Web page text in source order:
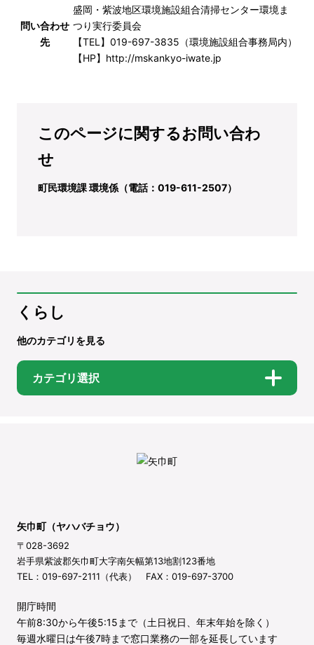
問い合わせ
先
盛岡・紫波地区環境施設組合清掃センター環境ま
つり実行委員会
【TEL】019-697-3835（環境施設組合事務局内）
【HP】 http://mskankyo-iwate.jp
このページに関するお問い合わ
せ
町民環境課 環境係（電話：019-611-2507）
くらし
他のカテゴリを見る
カテゴリ選択
矢巾町（ヤハバチョウ）
〒028-3692
岩手県紫波郡矢巾町大字南矢幅第13地割123番地
TEL：019-697-2111（代表） FAX：019-697-3700
開庁時間
午前8:30から午後5:15まで（土日祝日、年末年始を除く）
毎週水曜日は午後7時まで窓口業務の一部を延長しています